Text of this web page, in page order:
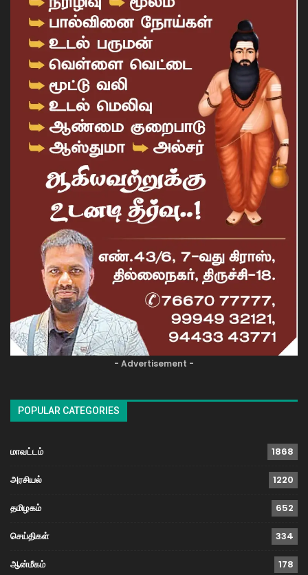
- Advertisement -
POPULAR CATEGORIES
மாவட்டம் 1868
அரசியல் 1220
தமிழகம் 652
செய்திகள் 334
ஆன்மீகம் 178